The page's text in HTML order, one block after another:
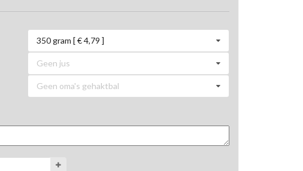
350 gram [ € 4,79 ]
Geen jus
Geen oma's gehaktbal